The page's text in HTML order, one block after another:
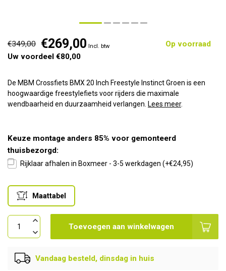
€349,00 €269,00 Incl. btw
Op voorraad
Uw voordeel €80,00
De MBM Crossfiets BMX 20 Inch Freestyle Instinct Groen is een
hoogwaardige freestylefiets voor rijders die maximale
wendbaarheid en duurzaamheid verlangen. Lees meer.
Keuze montage anders 85% voor gemonteerd
thuisbezorgd:
Rijklaar afhalen in Boxmeer - 3-5 werkdagen (+€24,95)
Maattabel
Toevoegen aan winkelwagen
Vandaag besteld, dinsdag in huis